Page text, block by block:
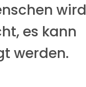
wird
es kann
werden.